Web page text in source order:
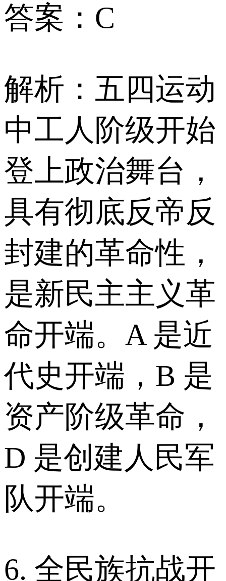
答案：C
解析：五四运动
中工人阶级开始
登上政治舞台，
具有彻底反帝反
封建的革命性，
是新民主主义革
命开端。A 是近
代史开端，B 是
资产阶级革命，
D 是创建人民军
队开端。
6. 全民族抗战开